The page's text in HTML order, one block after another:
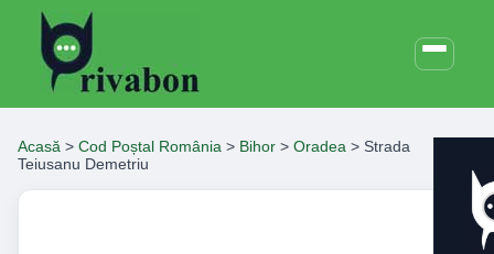
Acasă > Cod Poștal România > Bihor > Oradea > Strada
Teiusanu Demetriu